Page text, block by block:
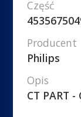
Część
Producent
Philips
Opis
CT PART